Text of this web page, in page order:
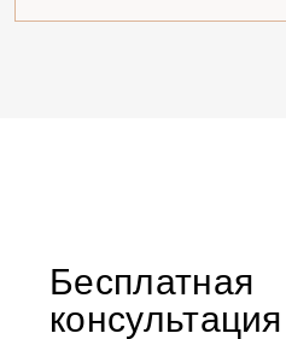
Бесплатная
консультация